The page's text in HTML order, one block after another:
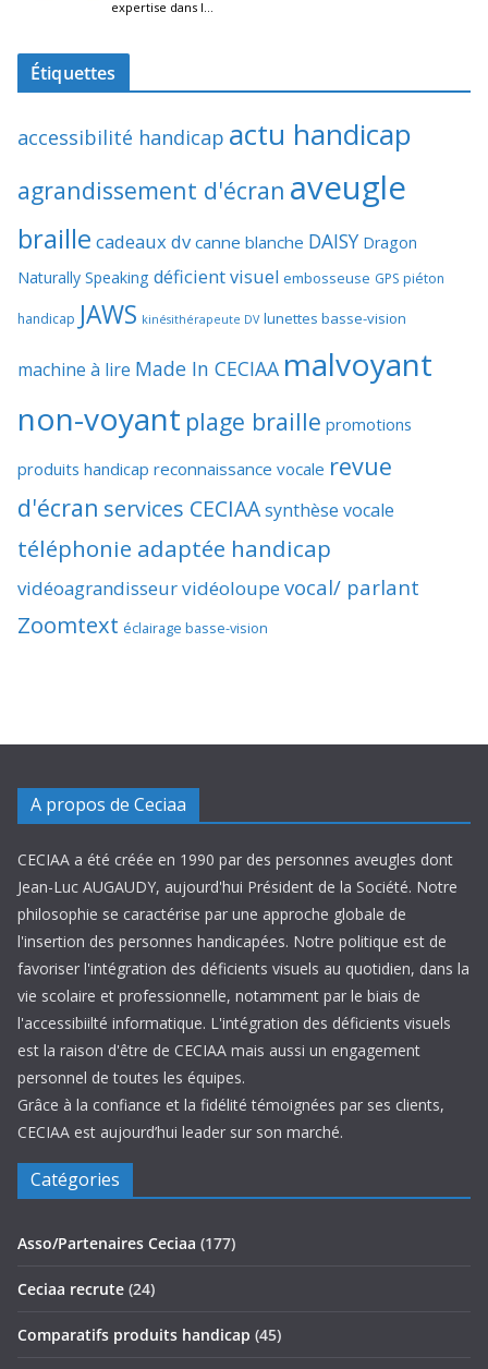
Étiquettes
accessibilité handicap actu handicap
agrandissement d'écran aveugle
braille cadeaux dv canne blanche DAISY Dragon
Naturally Speaking déficient visuel embosseuse GPS piéton
handicap JAWS kinésithérapeute DV lunettes basse-vision
machine à lire Made In CECIAA malvoyant
non-voyant plage braille promotions
produits handicap reconnaissance vocale revue
d'écran services CECIAAsynthèse vocale
téléphonie adaptée handicap
vidéoagrandisseurvidéoloupevocal/ parlant
Zoomtext éclairage basse-vision
A propos de Ceciaa
CECIAA a été créée en 1990 par des personnes aveugles dont
Jean-Luc AUGAUDY, aujourd'hui Président de la Société. Notre
philosophie se caractérise par une approche globale de
l'insertion des personnes handicapées. Notre politique est de
favoriser l'intégration des déficients visuels au quotidien, dans la
vie scolaire et professionnelle, notamment par le biais de
l'accessibiilté informatique. L'intégration des déficients visuels
est la raison d'être de CECIAA mais aussi un engagement
personnel de toutes les équipes.
Grâce à la confiance et la fidélité témoignées par ses clients,
CECIAA est aujourd’hui leader sur son marché.
Catégories
Asso/Partenaires Ceciaa (177)
Ceciaa recrute (24)
Comparatifs produits handicap (45)